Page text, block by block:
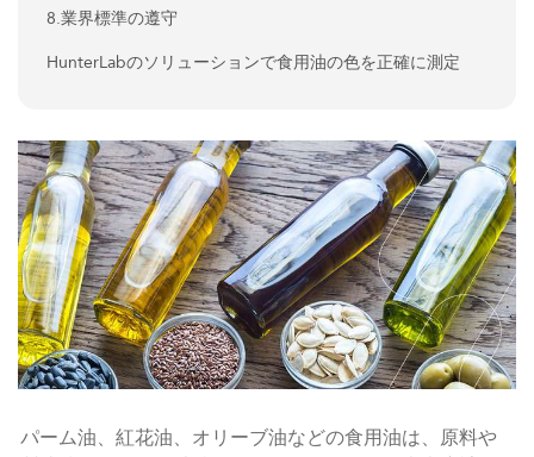
8.業界標準の遵守
HunterLabのソリューションで食用油の色を正確に測定
パーム油、紅花油、オリーブ油などの食用油は、原料や